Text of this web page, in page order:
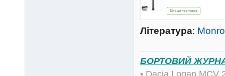
Література:
БОРТОВИЙ
• Dacia Logan